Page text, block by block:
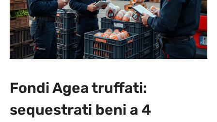
Fondi Agea truffati:
sequestrati beni a 4